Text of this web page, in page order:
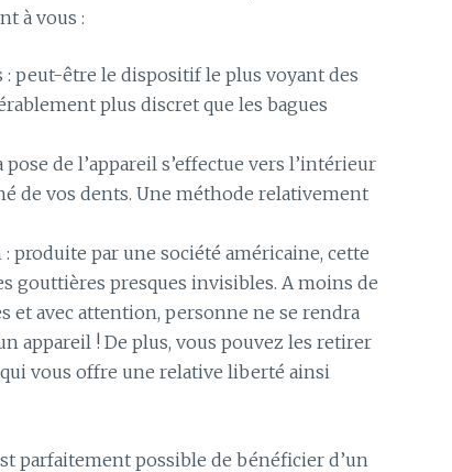
à vous :
: peut-être le dispositif le plus voyant des
plus discret que les bagues
de l’appareil s’effectue vers l’intérieur
de vos dents. Une méthode relativement
produite par une société américaine, cette
gouttières presques invisibles. A moins de
et avec attention, personne ne se rendra
appareil ! De plus, vous pouvez les retirer
vous offre une relative liberté ainsi
parfaitement possible de bénéficier d’un